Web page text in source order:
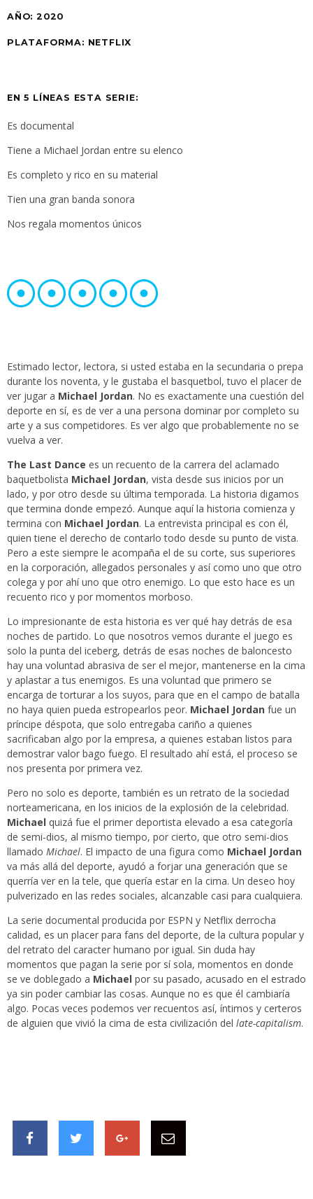
AÑO: 2020
PLATAFORMA: NETFLIX
EN 5 LÍNEAS ESTA SERIE:
Es documental
Tiene a Michael Jordan entre su elenco
Es completo y rico en su material
Tien una gran banda sonora
Nos regala momentos únicos
Estimado lector, lectora, si usted estaba en la secundaria o prepa
durante los noventa, y le gustaba el basquetbol, tuvo el placer de
ver jugar a Michael Jordan. No es exactamente una cuestión del
deporte en sí, es de ver a una persona dominar por completo su
arte y a sus competidores. Es ver algo que probablemente no se
vuelva a ver.
The Last Dance es un recuento de la carrera del aclamado
baquetbolista Michael Jordan, vista desde sus inicios por un
lado, y por otro desde su última temporada. La historia digamos
que termina donde empezó. Aunque aquí la historia comienza y
termina con Michael Jordan. La entrevista principal es con él,
quien tiene el derecho de contarlo todo desde su punto de vista.
Pero a este siempre le acompaña el de su corte, sus superiores
en la corporación, allegados personales y así como uno que otro
colega y por ahí uno que otro enemigo. Lo que esto hace es un
recuento rico y por momentos morboso.
Lo impresionante de esta historia es ver qué hay detrás de esa
noches de partido. Lo que nosotros vemos durante el juego es
solo la punta del iceberg, detrás de esas noches de baloncesto
hay una voluntad abrasiva de ser el mejor, mantenerse en la cima
y aplastar a tus enemigos. Es una voluntad que primero se
encarga de torturar a los suyos, para que en el campo de batalla
no haya quien pueda estropearlos peor. Michael Jordan fue un
príncipe déspota, que solo entregaba cariño a quienes
sacrificaban algo por la empresa, a quienes estaban listos para
demostrar valor bago fuego. El resultado ahí está, el proceso se
nos presenta por primera vez.
Pero no solo es deporte, también es un retrato de la sociedad
norteamericana, en los inicios de la explosión de la celebridad.
Michael quizá fue el primer deportista elevado a esa categoría
de semi-dios, al mismo tiempo, por cierto, que otro semi-dios
llamado Michael. El impacto de una figura como Michael Jordan
va más allá del deporte, ayudó a forjar una generación que se
querría ver en la tele, que quería estar en la cima. Un deseo hoy
pulverizado en las redes sociales, alcanzable casi para cualquiera.
La serie documental producida por ESPN y Netflix derrocha
calidad, es un placer para fans del deporte, de la cultura popular y
del retrato del caracter humano por igual. Sin duda hay
momentos que pagan la serie por sí sola, momentos en donde
se ve doblegado a Michael por su pasado, acusado en el estrado
ya sin poder cambiar las cosas. Aunque no es que él cambiaría
algo. Pocas veces podemos ver recuentos así, íntimos y certeros
de alguien que vivió la cima de esta civilización del late-capitalism.